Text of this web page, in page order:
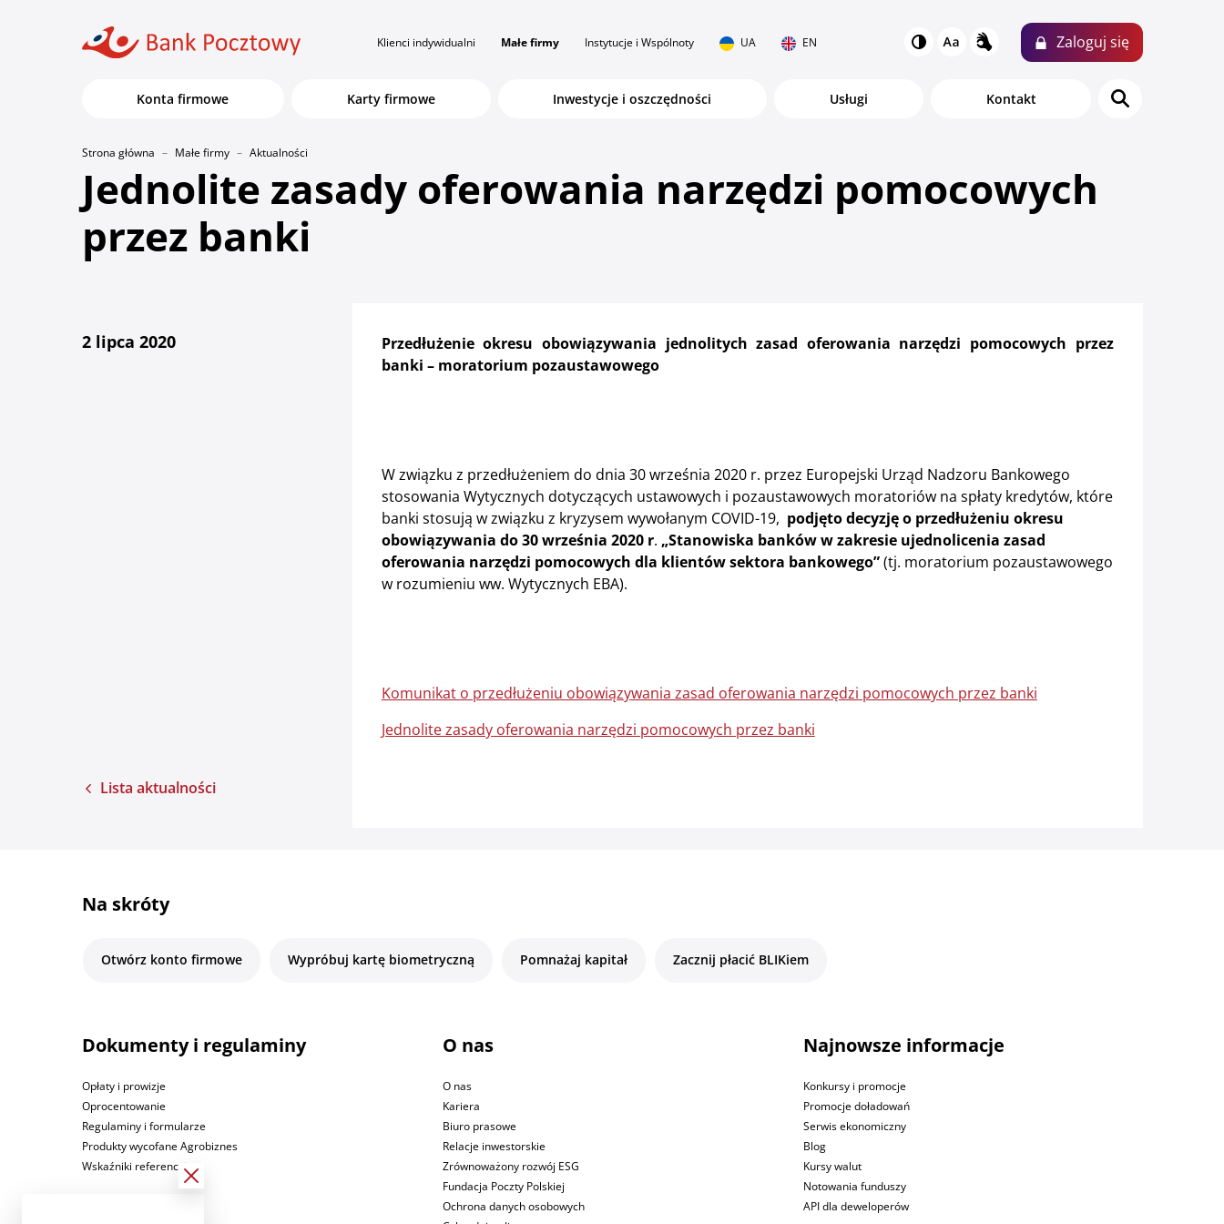
Klienci indywidualni Małe firmy Instytucje i Wspólnoty UA EN Zaloguj się
Konta firmowe Karty firmowe Inwestycje i oszczędności Usługi Kontakt
Strona główna Małe firmy Aktualności
Jednolite zasady oferowania narzędzi pomocowych
przez banki
2 lipca 2020
Lista aktualności
Przedłużenie okresu obowiązywania jednolitych zasad oferowania narzędzi pomocowych przez
banki – moratorium pozaustawowego
W związku z przedłużeniem do dnia 30 września 2020 r. przez Europejski Urząd Nadzoru Bankowego
stosowania Wytycznych dotyczących ustawowych i pozaustawowych moratoriów na spłaty kredytów, które
banki stosują w związku z kryzysem wywołanym COVID-19, podjęto decyzję o przedłużeniu okresu
obowiązywania do 30 września 2020 r. „Stanowiska banków w zakresie ujednolicenia zasad
oferowania narzędzi pomocowych dla klientów sektora bankowego”(tj. moratorium pozaustawowego
w rozumieniu ww. Wytycznych EBA).
Komunikat o przedłużeniu obowiązywania zasad oferowania narzędzi pomocowych przez banki
Jednolite zasady oferowania narzędzi pomocowych przez banki
Na skróty
Otwórz konto firmowe Wypróbuj kartę biometryczną Pomnażaj kapitał Zacznij płacić BLIKiem
Dokumenty i regulaminy
Opłaty i prowizje
Oprocentowanie
Regulaminy i formularze
Produkty wycofane Agrobiznes
Wskaźniki referencyjne
O nas
O nas
Kariera
Biuro prasowe
Relacje inwestorskie
Zrównoważony rozwój ESG
Fundacja Poczty Polskiej
Ochrona danych osobowych
Najnowsze informacje
Konkursy i promocje
Promocje doładowań
Serwis ekonomiczny
Blog
Kursy walut
Notowania funduszy
API dla deweloperów